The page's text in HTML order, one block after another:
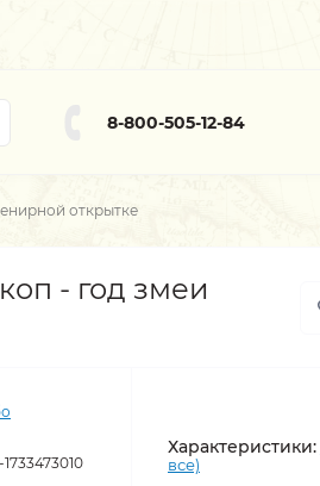
8-800-505-12-84
открытке
- год змеи
Характеристики:
все)